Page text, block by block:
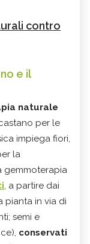
contro
e il
naturale
per le
impiega fiori,
la
gemmoterapia
, a partire dai
pianta in via di
semi e
conservati